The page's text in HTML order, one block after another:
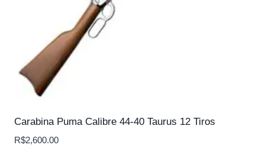
Carabina Puma Calibre 44-40 Taurus 12 Tiros
R$2,600.00